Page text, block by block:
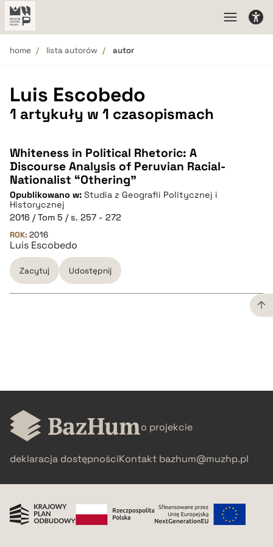
home lista autorów autor
Luis Escobedo
1 artykuły w 1 czasopismach
Whiteness in Political Rhetoric: A
Discourse Analysis of Peruvian Racial-
Nationalist “Othering”
Opublikowano w: Studia z Geografii Politycznej i
Historycznej
2016 / Tom 5 / s. 257 - 272
ROK: 2016
Luis Escobedo
Zacytuj Udostępnij
pobierz cytat
o projekcie
deklaracja dostępnościKontakt bazhum@muzhp.pl